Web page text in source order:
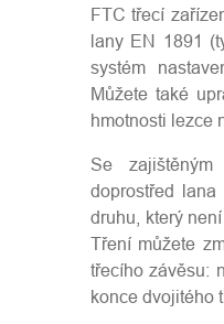
FTC třecí
lany EN 1891
systém
Můžete také
hmotnosti lezce
Se
doprostřed
druhu, který
Tření můžete
třecího závěsu:
konce dvojitého